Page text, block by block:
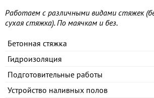
Работаем с различными видами стяжек
сухая стяжка). По маячкам и без.
Бетонная стяжка
Гидроизоляция
Подготовительные работы
Устройство наливных полов